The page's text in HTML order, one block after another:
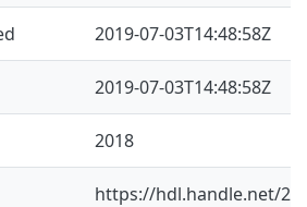
2019-07-03T14:48:58Z
2019-07-03T14:48:58Z
2018
https://hdl.handle.net/